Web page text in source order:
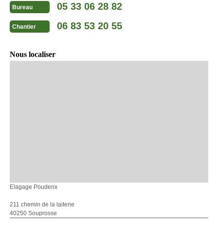
Bureau 05 33 06 28 82
Chantier 06 83 53 20 55
Nous localiser
Elagage Poudenx
211 chemin de la laiterie
40250 Souprosse